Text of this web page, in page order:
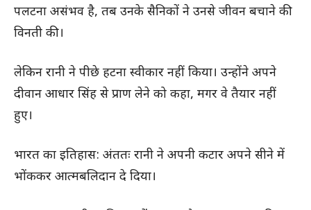
पलटना असंभव है, तब उनके सैनिकों ने उनसे जीवन बचाने की
विनती की।
लेकिन रानी ने पीछे हटना स्वीकार नहीं किया। उन्होंने अपने
दीवान आधार सिंह से प्राण लेने को कहा, मगर वे तैयार नहीं
हुए।
भारत का इतिहास: अंततः रानी ने अपनी कटार अपने सीने में
भोंककर आत्मबलिदान दे दिया।